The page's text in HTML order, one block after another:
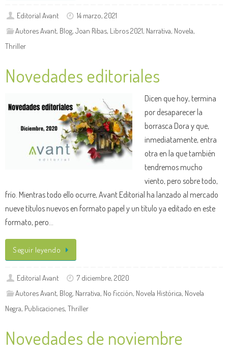
Editorial Avant
14 marzo, 2021
Autores Avant, Blog,Joan Ribas, Libros 2021, Narrativa, Novela,
Thriller
Novedades editoriales
Dicen que hoy, termina
por desaparecer la
borrasca Dora y que,
inmediatamente, entra
otra en la que también
tendremos mucho
viento, pero sobre todo,
frío. Mientras todo ello ocurre, Avant Editorial ha lanzado al mercado
nueve títulos nuevos en formato papel y un título ya editado en este
formato, pero…
Seguir leyendo
Editorial Avant
7 diciembre, 2020
Autores Avant, Blog, Narrativa, No ficción, Novela Histórica, Novela
Negra, Publicaciones, Thriller
Novedades de noviembre